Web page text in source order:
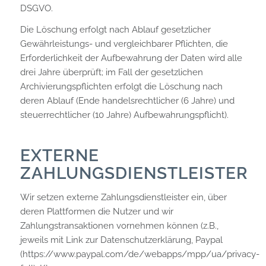
DSGVO.
Die Löschung erfolgt nach Ablauf gesetzlicher
Gewährleistungs- und vergleichbarer Pflichten, die
Erforderlichkeit der Aufbewahrung der Daten wird alle
drei Jahre überprüft; im Fall der gesetzlichen
Archivierungspflichten erfolgt die Löschung nach
deren Ablauf (Ende handelsrechtlicher (6 Jahre) und
steuerrechtlicher (10 Jahre) Aufbewahrungspflicht).
EXTERNE
ZAHLUNGSDIENSTLEISTER
Wir setzen externe Zahlungsdienstleister ein, über
deren Plattformen die Nutzer und wir
Zahlungstransaktionen vornehmen können (z.B.,
jeweils mit Link zur Datenschutzerklärung, Paypal
(https://www.paypal.com/de/webapps/mpp/ua/privacy-